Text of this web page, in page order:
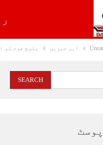
اہم خبریں بلوچ قوم کو